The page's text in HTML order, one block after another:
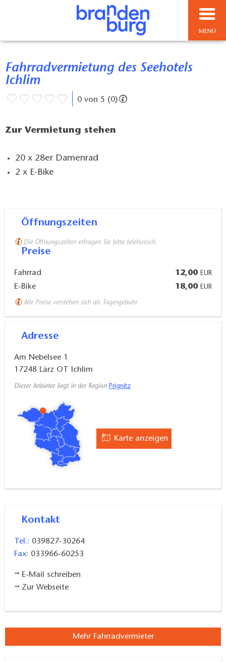
MENÜ
Fahrradvermietung des Seehotels
Ichlim
0 von 5 (0)
Zur Vermietung stehen
20 x 28er Damenrad
2 x E-Bike
Öffnungszeiten
Die Öffnungszeiten erfragen Sie bitte telefonisch.
Preise
Fahrrad 12,00 EUR
E-Bike 18,00 EUR
Alle Preise verstehen sich als Tagesgebühr
Adresse
Am Nebelsee 1
17248 Lärz OT Ichlim
Dieser Anbieter liegt in der Region Prignitz
Karte anzeigen
Kontakt
Tel.: 039827-30264
Fax: 033966-60253
E-Mail schreiben
Zur Webseite
Mehr Fahrradvermieter